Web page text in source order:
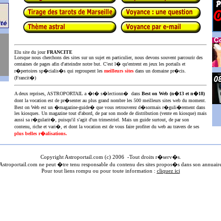
Elu site du jourFRANCITE
Lorsque nous cherchons des sites sur un sujet en particulier, nous devons souvent parcourir des
centaines de pages afin d'atteindre notre but. C'est l� qu'entrent en jeux les portails et
r�pertoires sp�cialis�s qui regroupent les meilleurs sites dans un domaine pr�cis.
(Francit�)
A deux reprises, ASTROPORTAIL a �t� s�lectionn� dans Best on Web (n�13 et n�18)
dont la vocation est de pr�senter au plus grand nombre les 500 meilleurs sites web du moment.
Best on Web est un �magazine-guide� que vous retrouverez d�sormais r�guli�rement dans
les kiosques. Un magazine tout d'abord, de par son mode de distribution (vente en kiosque) mais
aussi sa r�gularit�, puisqu'il s'agit d'un trimestriel. Mais un guide surtout, de par son
contenu, riche et vari�, et dont la vocation est de vous faire profiter du web au travers de ses
plus belles r�alisations.
Copyright Astroportail.com (c) 2006 -Tout droits r�serv�s.
ne peut �tre tenu responsable du contenu des sites propos�s dans son
Pour tout liens rompu ou pour toute information : cliquez ici